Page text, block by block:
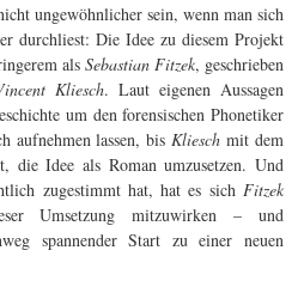
ungewöhnlicher sein, wenn man sich
durchliest: Die Idee zu diesem Projekt
als Sebastian Fitzek, geschrieben
Kliesch. Laut eigenen Aussagen
um den forensischen Phonetiker
aufnehmen lassen, bisKliesch mit dem
die Idee als Roman umzusetzen. Und
zugestimmt hat, hat es sich Fitzek
Umsetzung mitzuwirken – und
spannender Start zu einer neuen